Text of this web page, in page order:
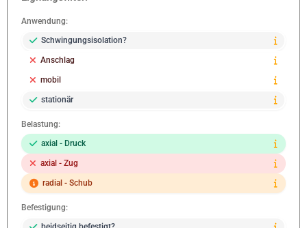
Anwendung:
Schwingungsisolation?
Anschlag
mobil
stationär
Belastung:
axial - Druck
axial - Zug
radial - Schub
Befestigung: